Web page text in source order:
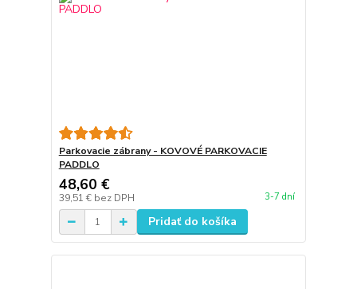
Parkovacie zábrany - KOVOVÉ PARKOVACIE
PADDLO
48,60 €
39,51 € bez DPH 3-7 dní
Pridať do košíka